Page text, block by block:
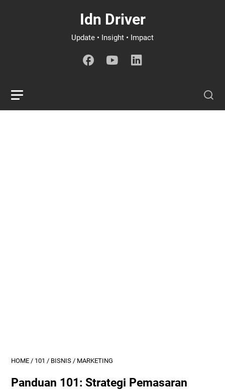
Idn Driver
Update • Insight • Impact
HOME / 101 / BISNIS / MARKETING
Panduan 101: Strategi Pemasaran